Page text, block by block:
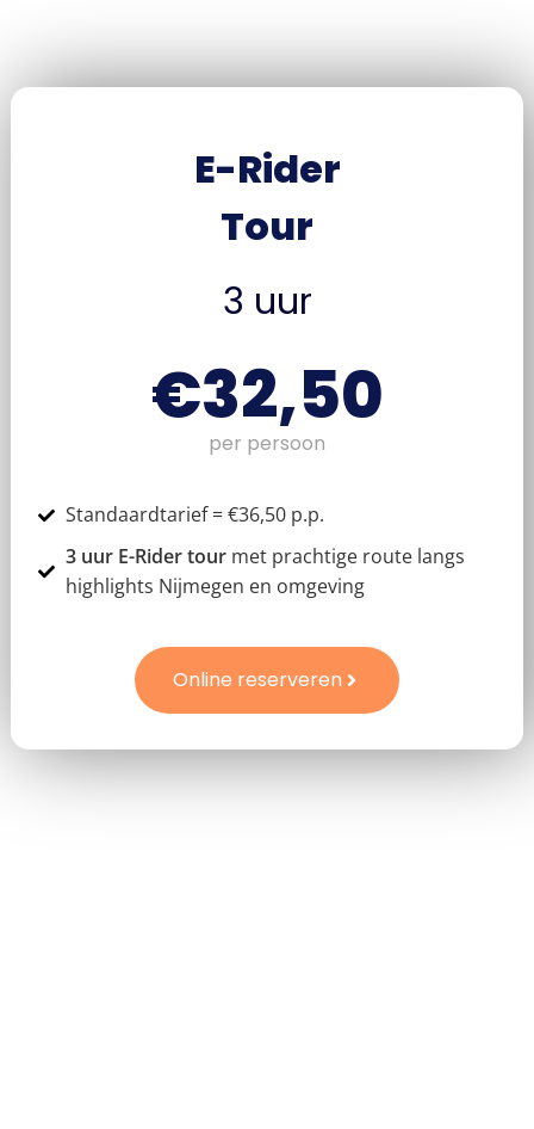
E-Rider
Tour
3 uur
€32,50
per persoon
Standaardtarief = €36,50 p.p.
3 uur E-Rider tourmet prachtige route langs
highlights Nijmegen en omgeving
Online reserveren